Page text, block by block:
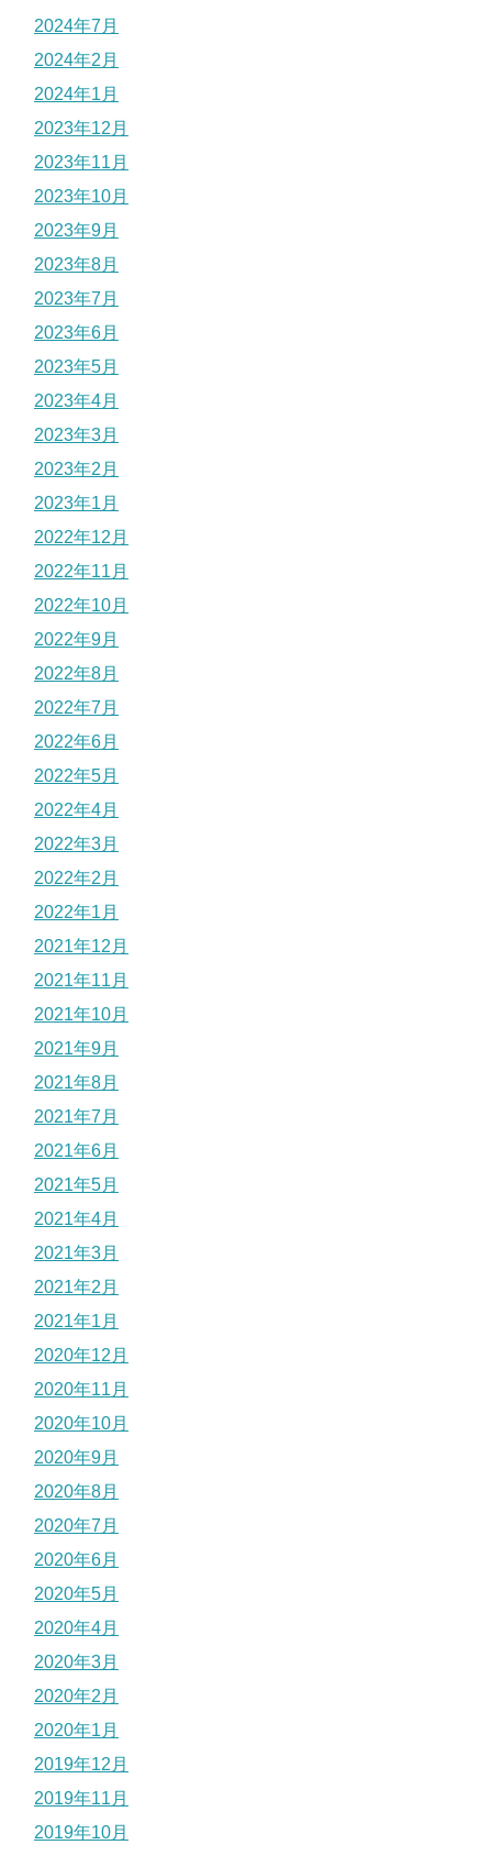
2024年7月
2024年2月
2024年1月
2023年12月
2023年11月
2023年10月
2023年9月
2023年8月
2023年7月
2023年6月
2023年5月
2023年4月
2023年3月
2023年2月
2023年1月
2022年12月
2022年11月
2022年10月
2022年9月
2022年8月
2022年7月
2022年6月
2022年5月
2022年4月
2022年3月
2022年2月
2022年1月
2021年12月
2021年11月
2021年10月
2021年9月
2021年8月
2021年7月
2021年6月
2021年5月
2021年4月
2021年3月
2021年2月
2021年1月
2020年12月
2020年11月
2020年10月
2020年9月
2020年8月
2020年7月
2020年6月
2020年5月
2020年4月
2020年3月
2020年2月
2020年1月
2019年12月
2019年11月
2019年10月